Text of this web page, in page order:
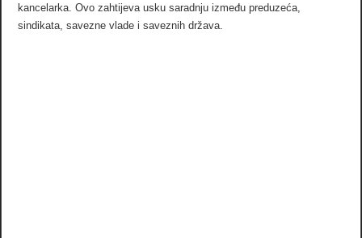
kancelarka. Ovo zahtijeva usku saradnju između preduzeća,
sindikata, savezne vlade i saveznih država.